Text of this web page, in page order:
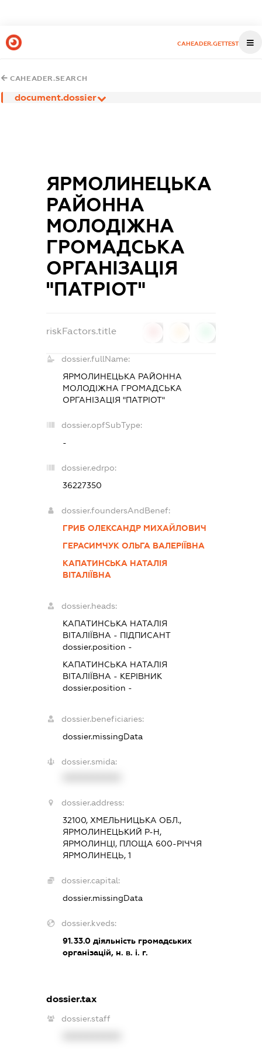
CAHEADER.GETTEST
CAHEADER.SEARCH
document.dossier
ЯРМОЛИНЕЦЬКА
РАЙОННА
МОЛОДІЖНА
ГРОМАДСЬКА
ОРГАНІЗАЦІЯ
"ПАТРІОТ"
riskFactors.title
dossier.fullName:
ЯРМОЛИНЕЦЬКА РАЙОННА
МОЛОДІЖНА ГРОМАДСЬКА
ОРГАНІЗАЦІЯ "ПАТРІОТ"
dossier.opfSubType:
-
dossier.edrpo:
36227350
dossier.foundersAndBenef:
ГРИБ ОЛЕКСАНДР МИХАЙЛОВИЧ
ГЕРАСИМЧУК ОЛЬГА ВАЛЕРІЇВНА
КАПАТИНСЬКА НАТАЛІЯ
ВІТАЛІЇВНА
dossier.heads:
КАПАТИНСЬКА НАТАЛІЯ
ВІТАЛІЇВНА - ПІДПИСАНТ
dossier.position -
КАПАТИНСЬКА НАТАЛІЯ
ВІТАЛІЇВНА - КЕРІВНИК
dossier.position -
dossier.beneficiaries:
dossier.missingData
dossier.smida:
dossier.address:
32100, ХМЕЛЬНИЦЬКА ОБЛ.,
ЯРМОЛИНЕЦЬКИЙ Р-Н,
ЯРМОЛИНЦІ, ПЛОЩА 600-РІЧЧЯ
ЯРМОЛИНЕЦЬ, 1
dossier.capital:
dossier.missingData
dossier.kveds:
91.33.0діяльність громадських
організацій, н. в. і. г.
dossier.tax
dossier.staff